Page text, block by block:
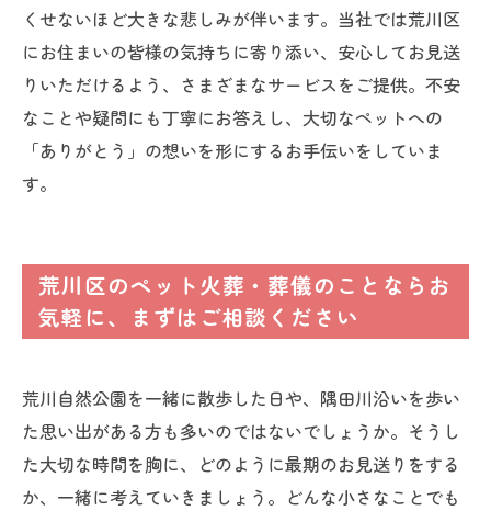
くせないほど大きな悲しみが伴います。当社では荒川区
にお住まいの皆様の気持ちに寄り添い、安心してお見送
りいただけるよう、さまざまなサービスをご提供。不安
なことや疑問にも丁寧にお答えし、大切なペットへの
「ありがとう」の想いを形にするお手伝いをしていま
す。
荒川区のペット火葬・葬儀のことならお
気軽に、まずはご相談ください
荒川自然公園を一緒に散歩した日や、隅田川沿いを歩い
た思い出がある方も多いのではないでしょうか。そうし
た大切な時間を胸に、どのように最期のお見送りをする
か、一緒に考えていきましょう。どんな小さなことでも